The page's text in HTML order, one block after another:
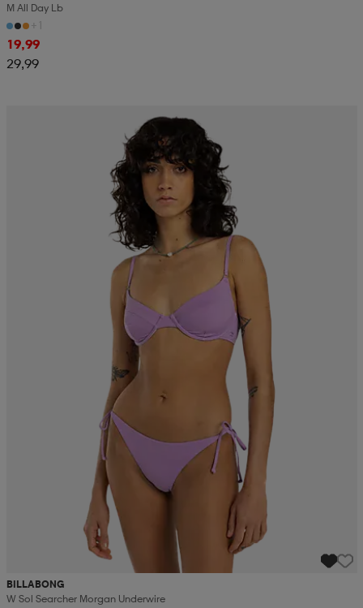
M All Day Lb
+1
19,99
29,99
BILLABONG
W Sol Searcher Morgan Underwire